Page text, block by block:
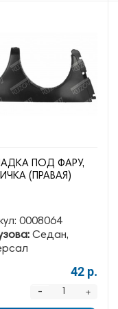
ПОД ФАРУ,
(ПРАВАЯ)
0008064
Седан,
42 р.
+
-